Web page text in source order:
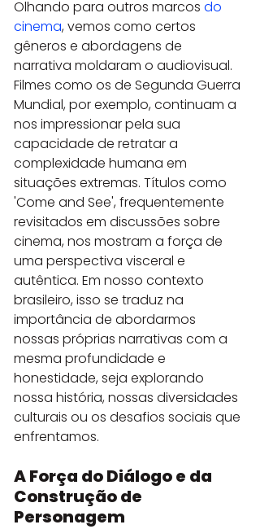
Olhando para outros marcos do
cinema, vemos como certos
gêneros e abordagens de
narrativa moldaram o audiovisual.
Filmes como os de Segunda Guerra
Mundial, por exemplo, continuam a
nos impressionar pela sua
capacidade de retratar a
complexidade humana em
situações extremas. Títulos como
'Come and See', frequentemente
revisitados em discussões sobre
cinema, nos mostram a força de
uma perspectiva visceral e
autêntica. Em nosso contexto
brasileiro, isso se traduz na
importância de abordarmos
nossas próprias narrativas com a
mesma profundidade e
honestidade, seja explorando
nossa história, nossas diversidades
culturais ou os desafios sociais que
enfrentamos.
A Força do Diálogo e da
Construção de
Personagem